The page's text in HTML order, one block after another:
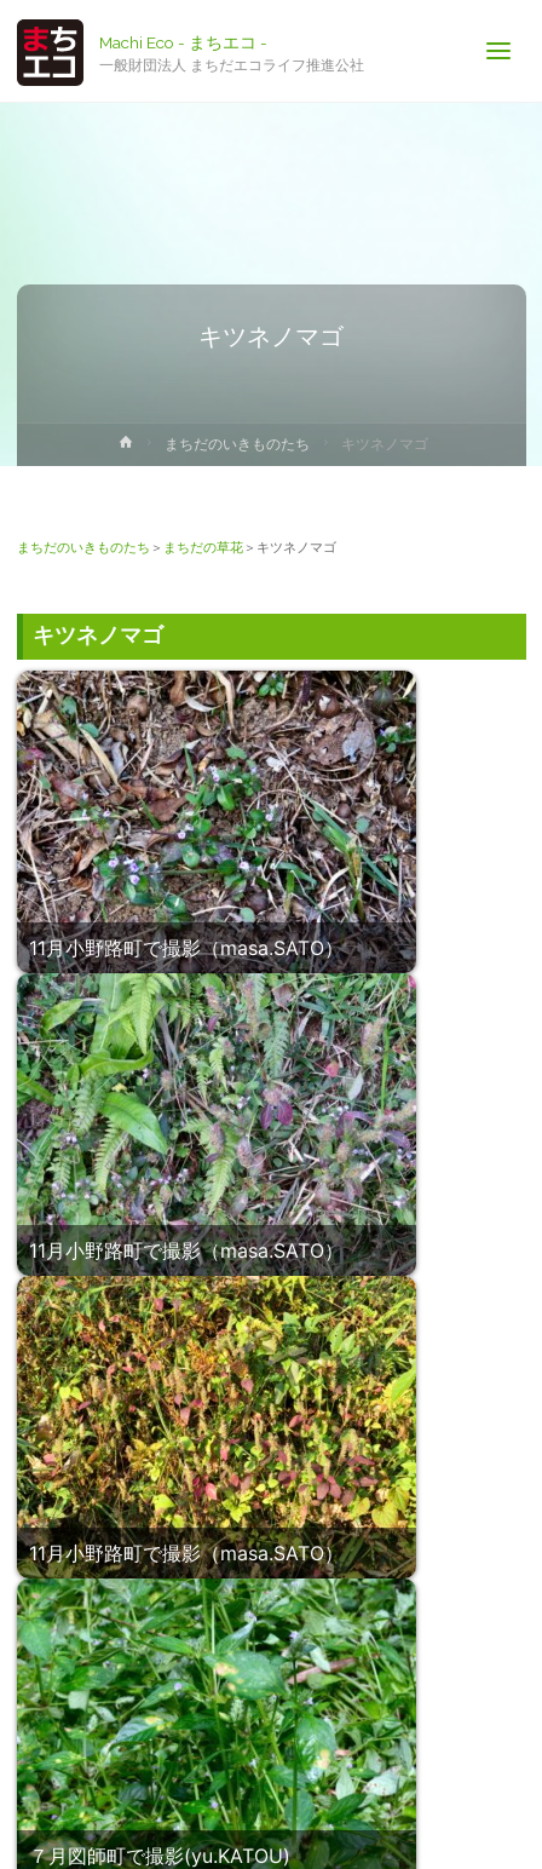
Machi Eco - まちエコ -
一般財団法人 まちだエコライフ推進公社
キツネノマゴ
ー
まちだのいきものたち キツネノマゴ
まちだのいきものたち ＞ まちだの草花＞キツネノマゴ
キツネノマゴ
11月小野路町で撮影（masa.SATO）
11月小野路町で撮影（masa.SATO）
11月小野路町で撮影（masa.SATO）
７月図師町で撮影(yu.KATOU)